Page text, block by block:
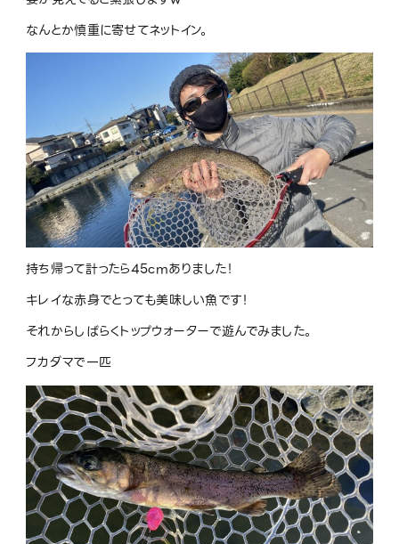
なんとか慎重に寄せてネットイン。
持ち帰って計ったら45cmありました！
キレイな赤身でとっても美味しい魚です！
それからしばらくトップウォーターで遊んでみました。
フカダマで一匹